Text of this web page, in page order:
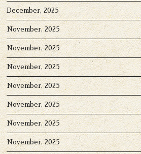
December, 2025
November, 2025
November, 2025
November, 2025
November, 2025
November, 2025
November, 2025
November, 2025